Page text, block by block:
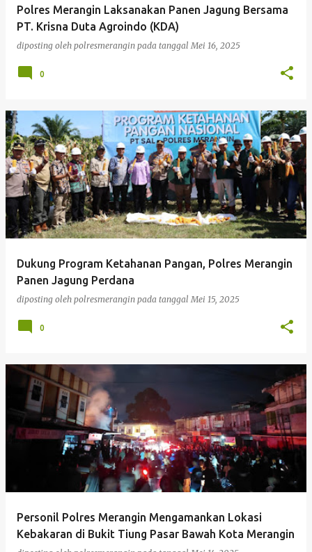
Polres Merangin Laksanakan Panen Jagung Bersama
PT. Krisna Duta Agroindo (KDA)
diposting oleh polresmerangin pada tanggal Mei 16, 2025
0
Dukung Program Ketahanan Pangan, Polres Merangin
Panen Jagung Perdana
diposting oleh polresmerangin pada tanggal Mei 15, 2025
0
Personil Polres Merangin Mengamankan Lokasi
Kebakaran di Bukit Tiung Pasar Bawah Kota Merangin